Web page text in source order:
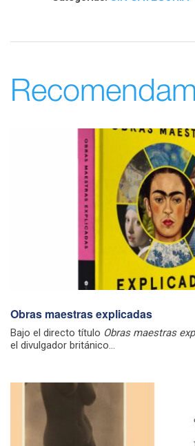
Obras maestras explicadas
Bajo el directo título Obras maestras
el divulgador británico...